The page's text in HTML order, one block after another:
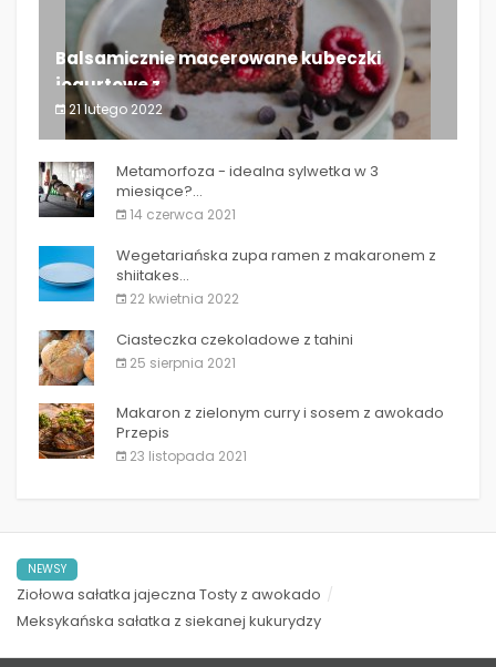
Balsamicznie macerowane kubeczki
jogurtowe z...
21 lutego 2022
Balsamicznie macerowane kubeczki jogurtowe z...
Metamorfoza - idealna sylwetka w 3
miesiące?...
14 czerwca 2021
Wegetariańska zupa ramen z makaronem z
shiitakes...
22 kwietnia 2022
Ciasteczka czekoladowe z tahini
25 sierpnia 2021
Makaron z zielonym curry i sosem z awokado
Przepis
23 listopada 2021
NEWSY
Ziołowa sałatka jajeczna Tosty z awokado
Meksykańska sałatka z siekanej kukurydzy